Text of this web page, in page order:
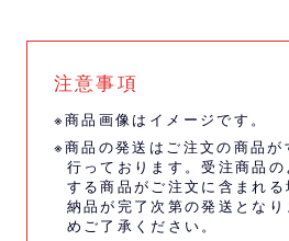
注意事項
※商品画像はイメージです。
※商品の発送はご注文の商品が
行っております。受注商品
する商品がご注文に含まれ
納品が完了次第の発送とな
めご了承ください。